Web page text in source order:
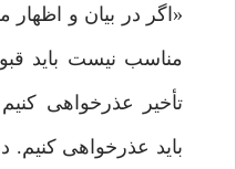
«اگر در بیان و اظهار
مناسب نیست باید
تأخیر عذرخواهی
باید عذرخواهی